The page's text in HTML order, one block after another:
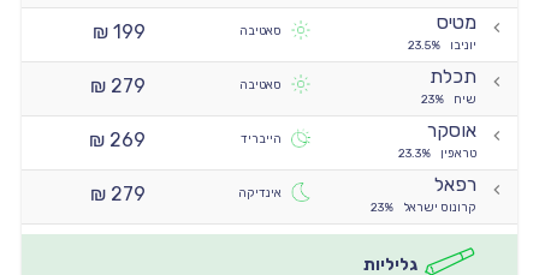
מטיס
יוניבו 23.5%
סאטיבה
199 ₪
תכלת
שיח 23%
סאטיבה
279 ₪
אוסקר
טראפין 23.3%
הייבריד
269 ₪
רפאל
קרונוס ישראל 23%
אינדיקה 279 ₪
גליליות